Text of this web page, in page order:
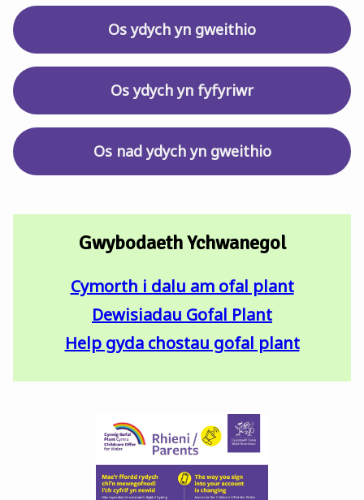
Os ydych yn gweithio
Os ydych yn fyfyriwr
Os nad ydych yn gweithio
Gwybodaeth Ychwanegol
Cymorth i dalu am ofal plant
Dewisiadau Gofal Plant
Help gyda chostau gofal plant